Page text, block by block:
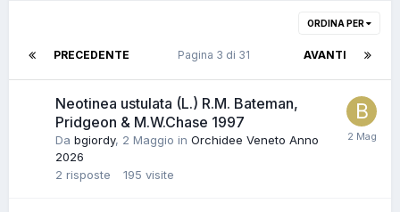
ORDINA PER
PRECEDENTE AVANTI
Pagina 3 di 31
Neotinea ustulata (L.) R.M. Bateman,
Pridgeon & M.W.Chase 1997
Da bgiordy, 2 Maggio in Orchidee Veneto Anno
2026
2 risposte 195 visite